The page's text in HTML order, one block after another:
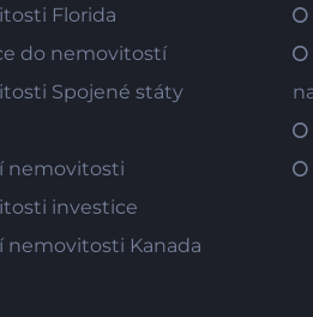
Florida
do nemovitostí
Spojené státy
nemovitosti
investice
nemovitosti Kanada